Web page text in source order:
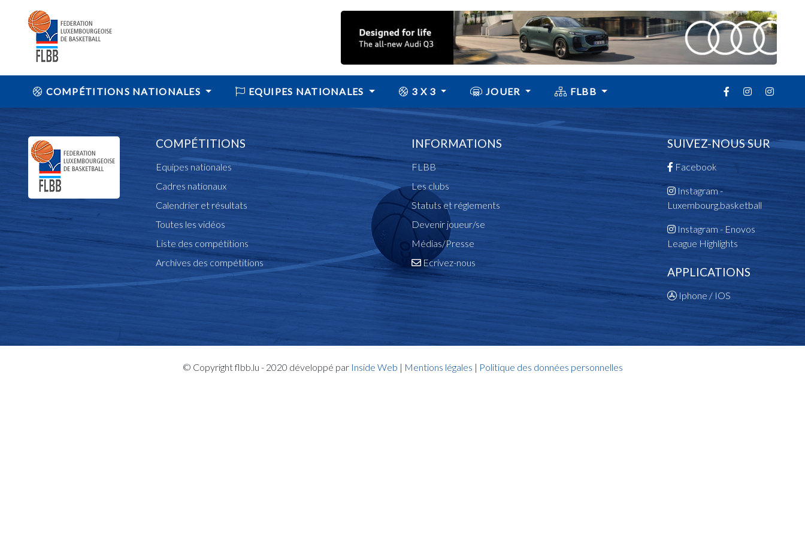
COMPÉTITIONS NATIONALES EQUIPES NATIONALES 3 X 3 JOUER FLBB
COMPÉTITIONS
Equipes nationales
Cadres nationaux
Calendrier et résultats
Toutes les vidéos
Liste des compétitions
Archives des compétitions
INFORMATIONS
FLBB
Les clubs
Statuts et réglements
Devenir joueur/se
Médias/Presse
Ecrivez-nous
SUIVEZ-NOUS SUR
Facebook
Instagram -
Luxembourg.basketball
Instagram - Enovos
League Highlights
APPLICATIONS
Iphone / IOS
© Copyright flbb.lu - 2020 développé par Inside Web | Mentions légales | Politique des données personnelles